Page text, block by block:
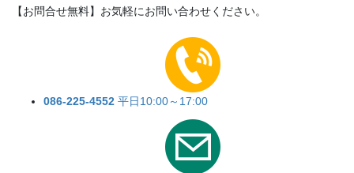
【お問合せ無料】お気軽にお問い合わせください。
086-225-4552 平日10:00～17:00